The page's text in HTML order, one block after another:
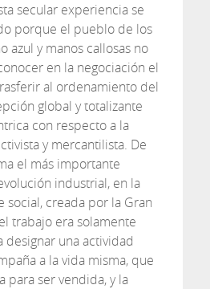
secular experiencia se
porque el pueblo de los
azul y manos callosas no
en la negociación el
al ordenamiento del
global y totalizante
con respecto a la
y mercantilista. De
el más importante
industrial, en la
social, creada por la Gran
trabajo era solamente
una actividad
a la vida misma, que
para ser vendida, y la